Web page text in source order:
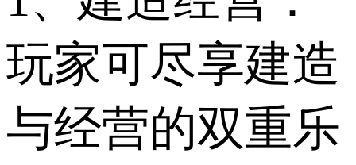
玩家可尽享建造
与经营的双重乐